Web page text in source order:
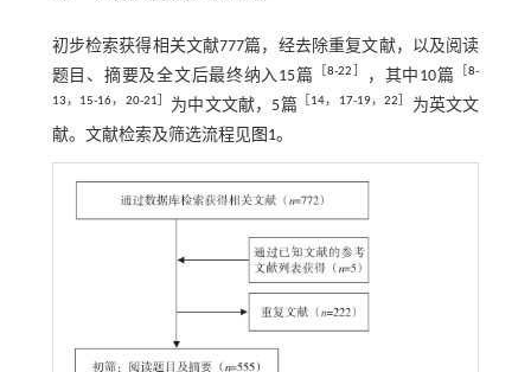
初步检索获得相关文献777篇，经去除重复文献，以及阅读
题目、摘要及全文后最终纳入15篇
［8-22 ，其中10篇 ［8-
13， 15-16， 20-21 为中文文献，5篇 14， 17-19，22
为英文文
献。文献检索及筛选流程见图1。